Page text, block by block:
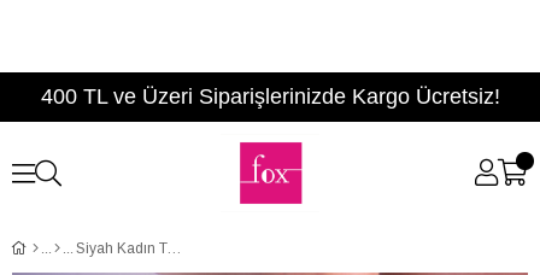
400 TL ve Üzeri Siparişlerinizde Kargo Ücretsiz!
Siyah Kadın Terlik D777886509